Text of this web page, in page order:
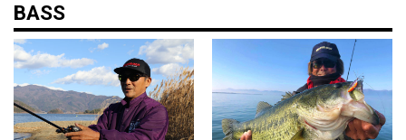
BASS